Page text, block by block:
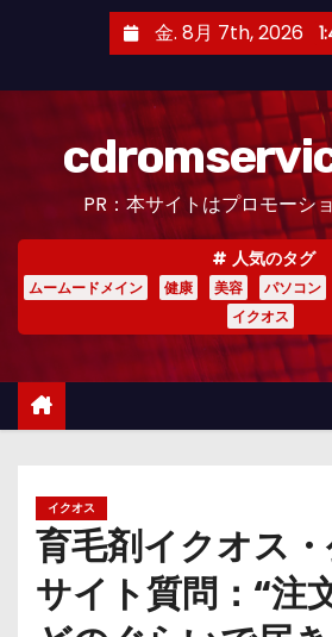
金. 8月 7th, 2026
PR：本サイトはプロモーシ
人気のタグ
ムームードメイン 健康 美容 パソコン
イクオス
イクオス
育毛剤イクオス
サイト質問：“注